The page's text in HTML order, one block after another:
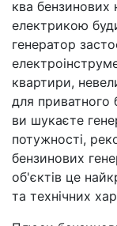
ква
електрикою
генератор
квартири,
для приватного
ви шукаєте
потужності,
бензинових
об'єктів це
та технічних